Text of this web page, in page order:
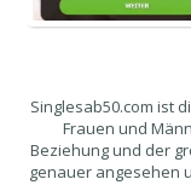
Singlesab50.com ist
Frauen und
Beziehung und der
genauer angesehen